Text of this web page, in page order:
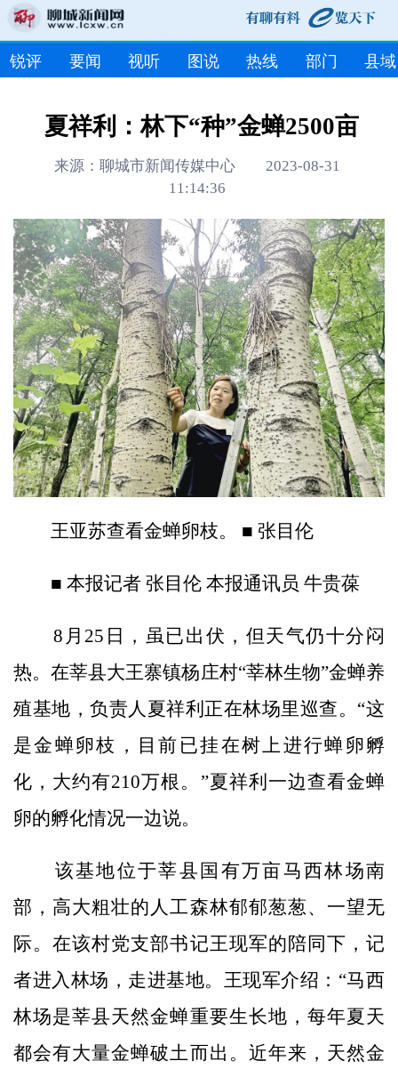
锐评 要闻 视听 图说 热线 部门 县域
夏祥利：林下“种”金蝉2500亩
来源：聊城市新闻传媒中心 2023-08-31
11:14:36
王亚苏查看金蝉卵枝。 ■ 张目伦
■ 本报记者 张目伦 本报通讯员 牛贵葆
8月25日，虽已出伏，但天气仍十分闷
热。在莘县大王寨镇杨庄村“莘林生物”金蝉养
殖基地，负责人夏祥利正在林场里巡查。“这
是金蝉卵枝，目前已挂在树上进行蝉卵孵
化，大约有210万根。”夏祥利一边查看金蝉
卵的孵化情况一边说。
该基地位于莘县国有万亩马西林场南
部，高大粗壮的人工森林郁郁葱葱、一望无
际。在该村党支部书记王现军的陪同下，记
者进入林场，走进基地。王现军介绍：“马西
林场是莘县天然金蝉重要生长地，每年夏天
都会有大量金蝉破土而出。近年来，天然金